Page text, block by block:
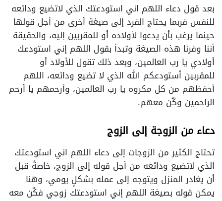
بعد قول دعاء اللهم اني استودعتك الذي لاتضيع ودائعه
للنفس فربما يحتاج الفرد إلى صيغة أخرى من أجل قولها
حينما يرغب بأن يدعوا لأولاده أو للمقربين إليه، والحقيقة
أننا وفرنا هذه الصيغة وتبدأ بقول اللهم إني استودعك
أولادي يا رب العالمين، وبعد ذلك تقول للأولاد أو
للمقربين أستودعكم الله الذي لا تضيع ودائعه، اللهم
أحفظهم من كل مكروه يا رب العالمين، وأرحمهم يا أرحم
الراحمين وكُن معهم.
دعاء من الزوجة إلى الزوج
تحتاج الكثير من الزوجات إلى دعاء اللهم اني استودعتك
الذي لاتضيع ودائعه من أجل قوله إلى الزوج، خاصةً قبل
أن يغادر المنزل ويتوجه إلى عمله بشكلٍ يومي، وهنا
يمكن قوله بصيغة اللهم إني استودعتك زوجي فكُن معه